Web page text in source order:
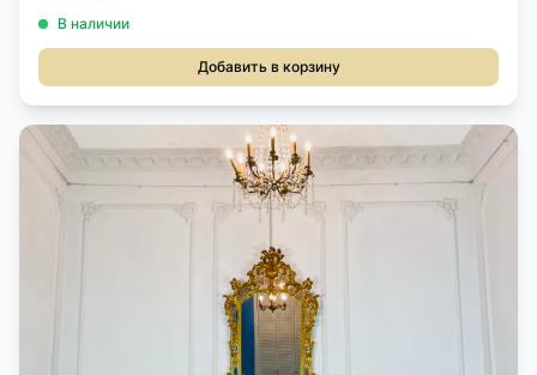
В наличии
Добавить в корзину